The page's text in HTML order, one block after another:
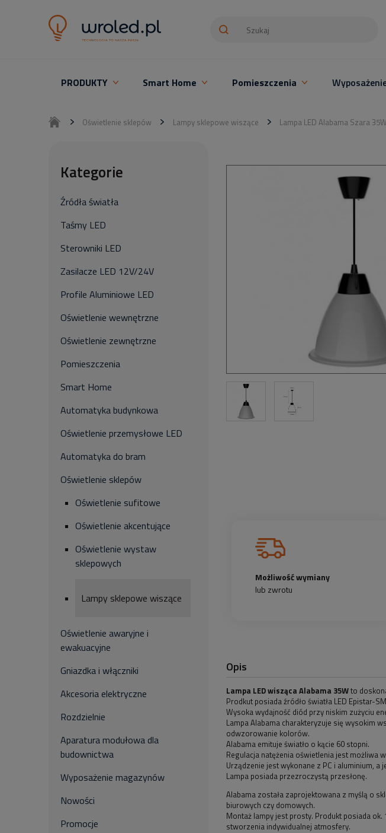
PRODUKTY Smart Home Pomieszczenia
Oświetlenie sklepów Lampy sklepowe wiszące Lampa LED Alabama Szara 35W
Kategorie
Źródła światła
Taśmy LED
Sterowniki LED
Zasilacze LED 12V/24V
Profile Aluminiowe LED
Oświetlenie wewnętrzne
Oświetlenie zewnętrzne
Pomieszczenia
Smart Home
Automatyka budynkowa
Oświetlenie przemysłowe LED
Automatyka do bram
Oświetlenie sklepów
Oświetlenie sufitowe
Oświetlenie akcentujące
Oświetlenie wystaw
sklepowych
Lampy sklepowe wiszące
Oświetlenie awaryjne i
ewakuacyjne
Gniazdka i włączniki
Akcesoria elektryczne
Rozdzielnie
Aparatura modułowa dla
budownictwa
Wyposażenie magazynów
Nowości
Promocje
Możliwość wymiany
lub zwrotu
Opis
Lampa LED wisząca Alabama 35Wto
Prodkut posiada źródło światła LED Epistar-
Wysoka wydajność diód przy niskim zużyciu
Lampa Alabama charakteryzuje się wysokim
odwzorowanie kolorów.
Alabama emituje światło o kącie 60 stopni.
Regulacja natężenia oświetlenia jest możliwa
Urządzenie jest wykonane z PC i aluminium,
Lampa posiada przezroczystą przesłonę.
Alabama została zaprojektowana z myślą o
biurowych czy domowych.
Montaż lampy jest prosty. Produkt posiada
stworzenia indywidualnej atmosfery.